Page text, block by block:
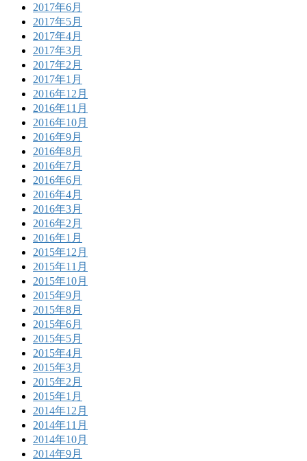
2017年6月
2017年5月
2017年4月
2017年3月
2017年2月
2017年1月
2016年12月
2016年11月
2016年10月
2016年9月
2016年8月
2016年7月
2016年6月
2016年4月
2016年3月
2016年2月
2016年1月
2015年12月
2015年11月
2015年10月
2015年9月
2015年8月
2015年6月
2015年5月
2015年4月
2015年3月
2015年2月
2015年1月
2014年12月
2014年11月
2014年10月
2014年9月